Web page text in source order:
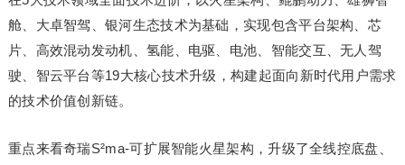
舱、大卓智驾、银河生态技术为基础，实现包含平台架构、芯
片、高效混动发动机、氢能、电驱、电池、智能交互、无人驾
驶、智云平台等19大核心技术升级，构建起面向新时代用户需求
的技术价值创新链。
重点来看奇瑞S²ma-可扩展智能火星架构，升级了全线控底盘、